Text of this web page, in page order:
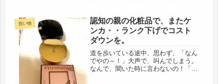
で、・シワに効く化粧品・・・レチノ
ールも使っているし、・シワから守る
化...
買い物
認知の親の化粧品で、またケ
ンカ・・ランク下げでコスト
ダウンを。
道を歩いている途中、思わず、「なん
でやの～！」大声で、叫んでしまう。
なんで、聞いた時に言わないの！「お